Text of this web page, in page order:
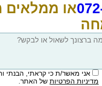
או
אני מאשר/ת כי קראתי, הבנתי
מדיניות הפרטיותשל האתר.